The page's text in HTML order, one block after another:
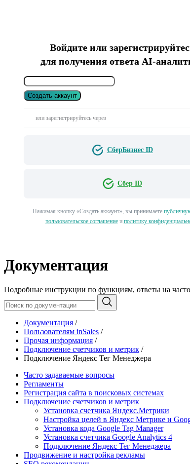
Войдите или
для получения ответа AI-
Создать аккаунт
или зарегистрируйтесь через
СберБизнес ID
Сбер ID
Нажимая кнопку «Создать аккаунт», вы принимаете
пользовательское соглашениеи политику
Документация
Подробные инструкции по функциям, ответы на
Документация /
Пользователям inSales /
Прочая информация /
Подключение счетчиков и метрик /
Подключение Яндекс Тег Менеджера
Часто задаваемые вопросы
Регламенты
Регистрация сайта в поисковых системах
Подключение счетчиков и метрик
Установка счетчика Яндекс.Метрики
Настройка целей в Яндекс Метрике и
Установка кода Google Tag Manager
Установка счетчика Google Analytics 4
Подключение Яндекс Тег Менеджера
Продвижение и настройка рекламы